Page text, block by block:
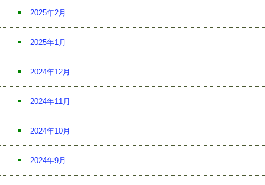
2025年2月
2025年1月
2024年12月
2024年11月
2024年10月
2024年9月